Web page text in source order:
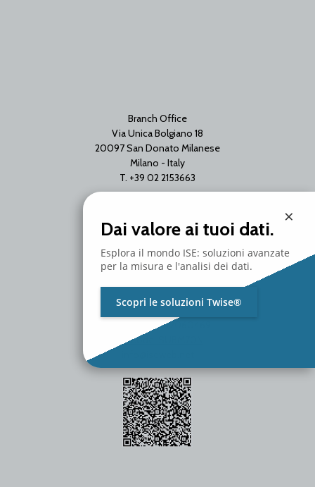
Branch Office
Via Unica Bolgiano 18
20097 San Donato Milanese
Milano - Italy
T. +39 02 2153663
P.Iva / C.F. 01642060469
SDI Code: SUBM70N
×
Dai valore ai tuoi dati.
Esplora il mondo ISE: soluzioni avanzate
per la misura e l'analisi dei dati.
Scopri le soluzioni Twise®